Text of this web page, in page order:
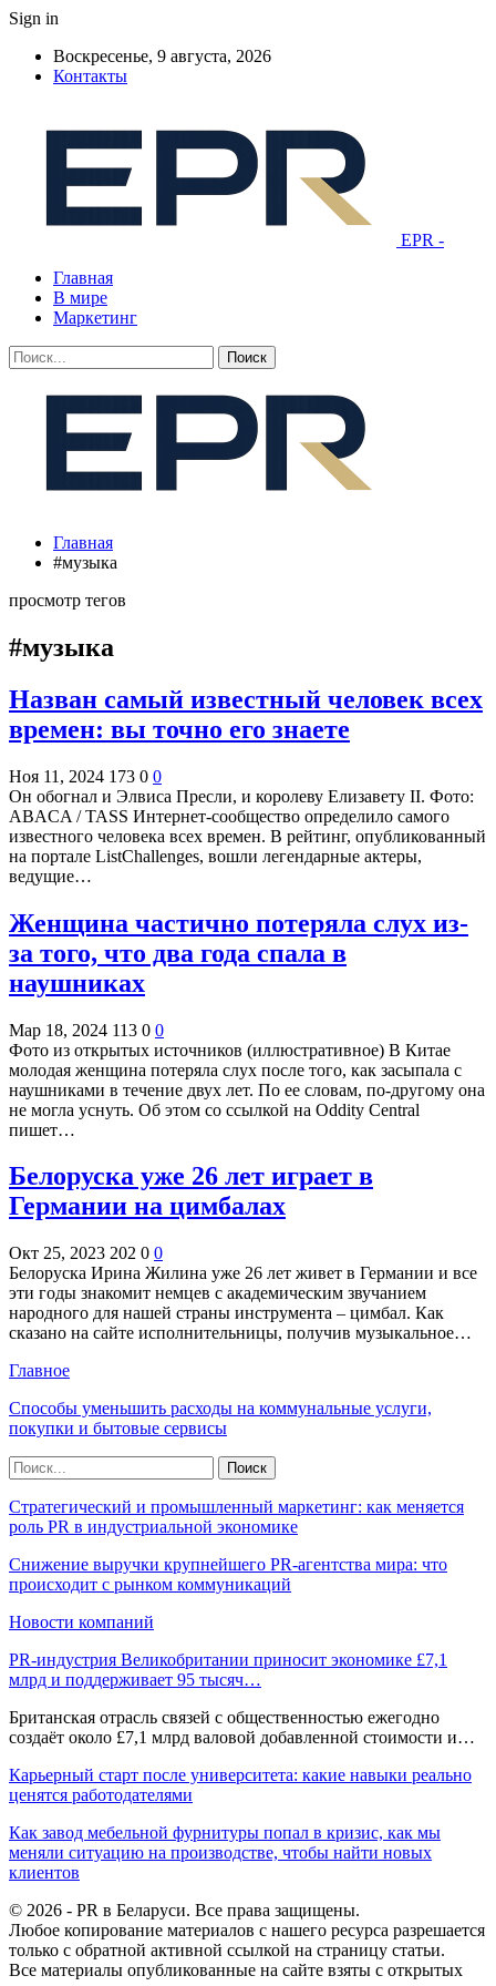
Sign in
Воскресенье, 9 августа, 2026
Контакты
EPR -
Главная
В мире
Маркетинг
Главная
#музыка
просмотр тегов
#музыка
Назван самый известный человек всех
времен: вы точно его знаете
Ноя 11, 2024 173 0 0
Он обогнал и Элвиса Пресли, и королеву Елизавету II. Фото:
ABACA / TASS Интернет-сообщество определило самого
известного человека всех времен. В рейтинг, опубликованный
на портале ListChallenges, вошли легендарные актеры,
ведущие…
Женщина частично потеряла слух из-
за того, что два года спала в
наушниках
Мар 18, 2024 113 0 0
Фото из открытых источников (иллюстративное) В Китае
молодая женщина потеряла слух после того, как засыпала с
наушниками в течение двух лет. По ее словам, по-другому она
не могла уснуть. Об этом со ссылкой на Oddity Central
пишет…
Белоруска уже 26 лет играет в
Германии на цимбалах
Окт 25, 2023 202 0 0
Белоруска Ирина Жилина уже 26 лет живет в Германии и все
эти годы знакомит немцев с академическим звучанием
народного для нашей страны инструмента – цимбал. Как
сказано на сайте исполнительницы, получив музыкальное…
Главное
Способы уменьшить расходы на коммунальные услуги,
покупки и бытовые сервисы
Стратегический и промышленный маркетинг: как меняется
роль PR в индустриальной экономике
Снижение выручки крупнейшего PR-агентства мира: что
происходит с рынком коммуникаций
Новости компаний
PR-индустрия Великобритании приносит экономике £7,1
млрд и поддерживает 95 тысяч…
Британская отрасль связей с общественностью ежегодно
создаёт около £7,1 млрд валовой добавленной стоимости и…
Карьерный старт после университета: какие навыки реально
ценятся работодателями
Как завод мебельной фурнитуры попал в кризис, как мы
меняли ситуацию на производстве, чтобы найти новых
клиентов
© 2026 - PR в Беларуси. Все права защищены.
Любое копирование материалов с нашего ресурса разрешается
только с обратной активной ссылкой на страницу статьи.
Все материалы опубликованные на сайте взяты с открытых